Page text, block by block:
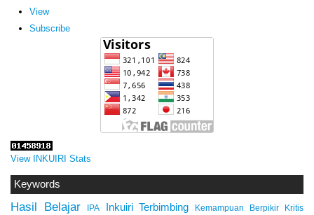
View
Subscribe
View INKUIRI Stats
Keywords
Hasil Belajar IPA Inkuiri Terbimbing Kemampuan Berpikir Kritis